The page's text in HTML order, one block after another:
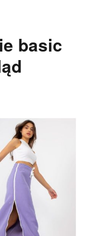
basic